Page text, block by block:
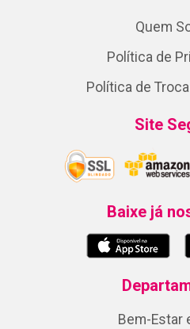
Quem
Política de
Política de
Site
Baixe já
Bem-Estar